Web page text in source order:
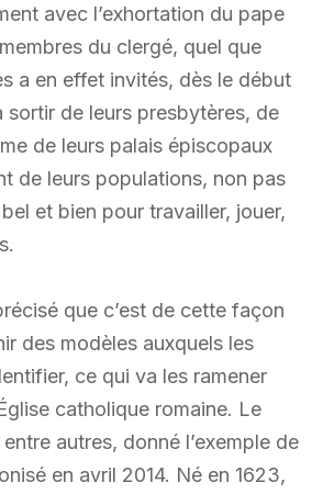
avec l’exhortation du pape
du clergé, quel que
a en effet invités, dès le début
de leurs presbytères, de
de leurs palais épiscopaux
de leurs populations, non pas
et bien pour travailler, jouer,
que c’est de cette façon
des modèles auxquels les
ce qui va les ramener
catholique romaine. Le
autres, donné l’exemple de
en avril 2014. Né en 1623,